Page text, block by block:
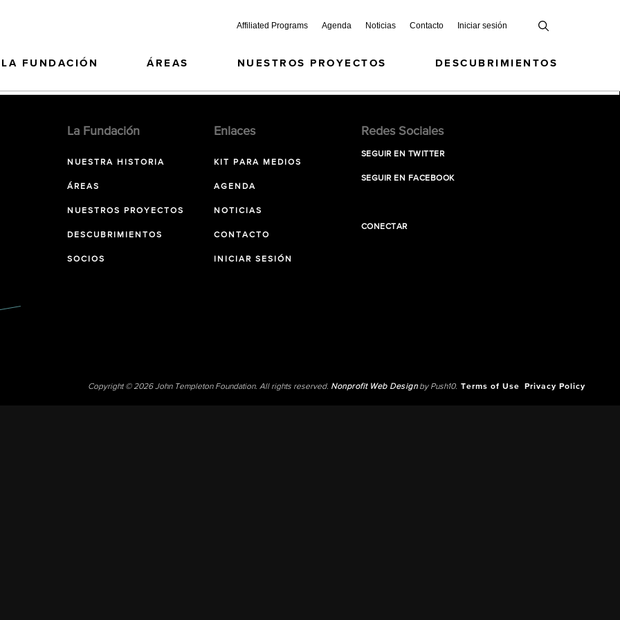
Affiliated Programs Agenda Noticias Contacto Iniciar sesión
LA FUNDACIÓN ÁREAS NUESTROS PROYECTOS DESCUBRIMIENTOS
La Fundación
NUESTRA HISTORIA
ÁREAS
NUESTROS PROYECTOS
DESCUBRIMIENTOS
SOCIOS
Enlaces
KIT PARA MEDIOS
AGENDA
NOTICIAS
CONTACTO
INICIAR SESIÓN
Redes Sociales
SEGUIR EN TWITTER
SEGUIR EN FACEBOOK
CONECTAR
Copyright © 2026 John Templeton Foundation. All rights reserved. Nonprofit Web Designby Push10. Terms of Use Privacy Policy